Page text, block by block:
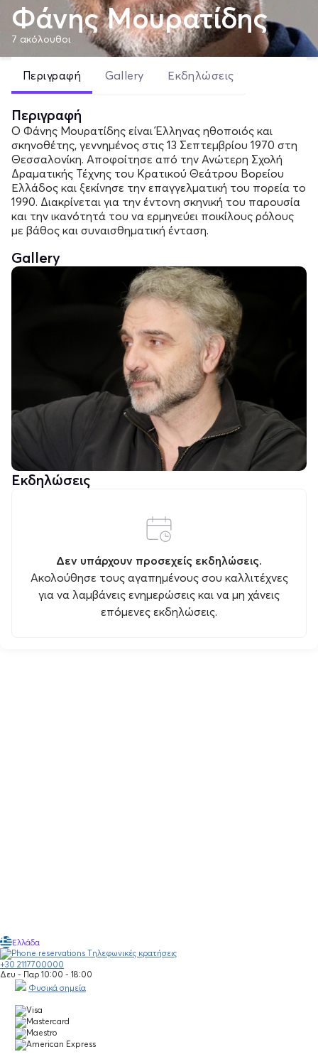
Φάνης Μουρατίδης
7 ακόλουθοι
Περιγραφή Gallery Εκδηλώσεις
Περιγραφή
Ο Φάνης Μουρατίδης είναι Έλληνας ηθοποιός και
σκηνοθέτης, γεννημένος στις 13 Σεπτεμβρίου 1970 στη
Θεσσαλονίκη. Αποφοίτησε από την Ανώτερη Σχολή
Δραματικής Τέχνης του Κρατικού Θεάτρου Βορείου
Ελλάδος και ξεκίνησε την επαγγελματική του πορεία το
1990. Διακρίνεται για την έντονη σκηνική του παρουσία
και την ικανότητά του να ερμηνεύει ποικίλους ρόλους
με βάθος και συναισθηματική ένταση.
Gallery
Εκδηλώσεις
Δεν υπάρχουν προσεχείς εκδηλώσεις.
Ακολούθησε τους αγαπημένους σου καλλιτέχνες
για να λαμβάνεις ενημερώσεις και να μη χάνεις
επόμενες εκδηλώσεις.
Ελλάδα
Τηλεφωνικές κρατήσεις
+30 2117700000
Δευ - Παρ 10:00 - 18:00
Φυσικά σημεία